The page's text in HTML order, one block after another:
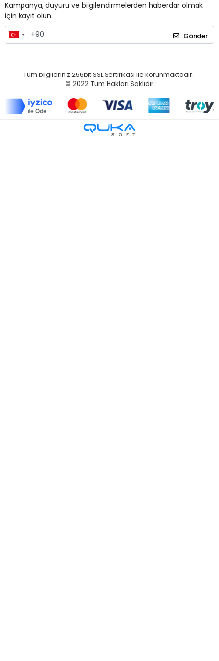
Kampanya, duyuru ve bilgilendirmelerden haberdar olmak
için kayıt olun.
Gönder
Tüm bilgileriniz 256bit SSL Sertifikası ile korunmaktadır.
© 2022 Tüm Hakları Saklıdır